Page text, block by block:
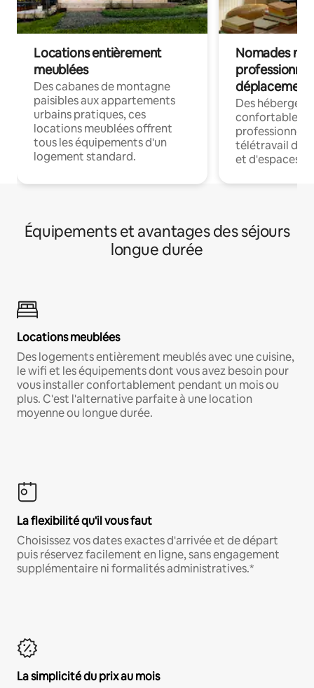
Locations entièrement
meublées
Des cabanes de montagne
paisibles aux appartements
urbains pratiques, ces
locations meublées offrent
tous les équipements d'un
logement standard.
Nomades
déplacement
Des
confortables
professionnels
télétravail
et d'espaces
Équipements et avantages des séjours
longue durée
Locations meublées
Des logements entièrement meublés avec une cuisine,
le wifi et les équipements dont vous avez besoin pour
vous installer confortablement pendant un mois ou
plus. C'est l'alternative parfaite à une location
moyenne ou longue durée.
La flexibilité qu'il vous faut
Choisissez vos dates exactes d'arrivée et de départ
puis réservez facilement en ligne, sans engagement
supplémentaire ni formalités administratives.*
La simplicité du prix au mois